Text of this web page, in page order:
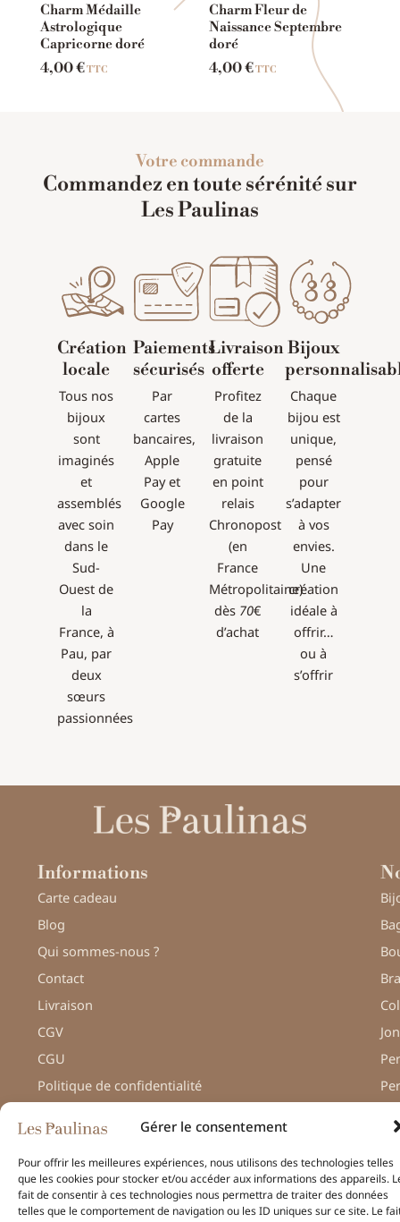
Gérer le consentement
Pour offrir les meilleures expériences, nous utilisons des technologies telles
que les cookies pour stocker et/ou accéder aux informations des appareils.
fait de consentir à ces technologies nous permettra de traiter des données
telles que le comportement de navigation ou les ID uniques sur ce site. Le
Charm Médaille
Astrologique
Capricorne doré
4,00€TTC
Charm Fleur de
Naissance Septembre
doré
4,00€TTC
Votre commande
Commandez en toute sérénité sur
Les Paulinas
Création
locale
Tous nos
bijoux
sont
imaginés
et
assemblés
avec soin
dans le
Sud-
Ouest de
la
France, à
Pau, par
deux
sœurs
passionnées
Paiements
sécurisés
Par
cartes
bancaires,
Apple
Pay et
Google
Pay
Livraison
offerte
Profitez
de la
livraison
gratuite
en point
relais
Chronopost
(en
France
Métropolitaine)
dès 70€
d’achat
Bijoux
Chaque
bijou est
unique,
pensé
pour
s’adapter
à vos
envies.
Une
création
idéale à
offrir…
ou à
s’offrir
Informations
Carte cadeau
Blog
Qui sommes-nous ?
Contact
Livraison
CGV
CGU
Politique de confidentialité
© Une réalisationH-TIC
– Les Paulinas –